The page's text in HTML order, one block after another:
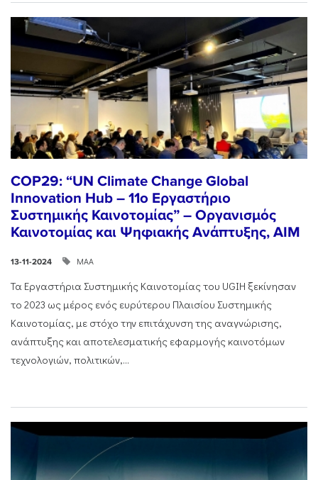
COP29: “UN Climate Change Global
Innovation Hub – 11ο Εργαστήριο
Συστημικής Καινοτομίας” – Οργανισμός
Καινοτομίας και Ψηφιακής Ανάπτυξης, AIM
13-11-2024 ΜΑΑ
Τα Εργαστήρια Συστημικής Καινοτομίας του UGIH ξεκίνησαν
το 2023 ως μέρος ενός ευρύτερου Πλαισίου Συστημικής
Καινοτομίας, με στόχο την επιτάχυνση της αναγνώρισης,
ανάπτυξης και αποτελεσματικής εφαρμογής καινοτόμων
τεχνολογιών, πολιτικών,...